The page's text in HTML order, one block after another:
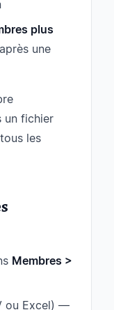
plus
une
un fichier
les
Membres >
ou Excel) —